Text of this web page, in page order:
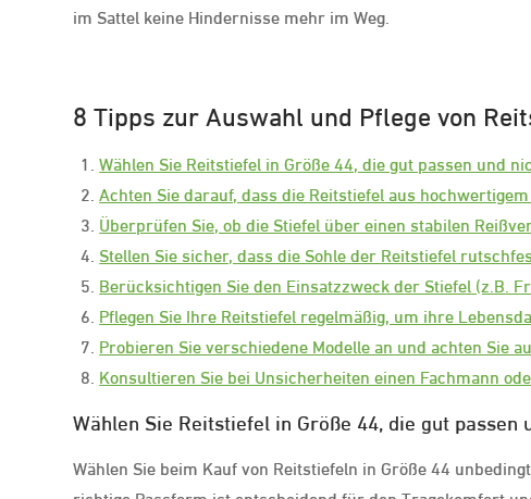
im Sattel keine Hindernisse mehr im Weg.
8 Tipps zur Auswahl und Pflege von
Wählen Sie Reitstiefel in Größe 44, die gut passen und
Achten Sie darauf, dass die Reitstiefel aus
Überprüfen Sie, ob die Stiefel über einen stabilen
Stellen Sie sicher, dass die Sohle der Reitstiefel
Berücksichtigen Sie den Einsatzzweck der Stiefel (z.B.
Pflegen Sie Ihre Reitstiefel regelmäßig, um ihre
Probieren Sie verschiedene Modelle an und achten Sie
Konsultieren Sie bei Unsicherheiten einen Fachmann
Wählen Sie Reitstiefel in Größe 44, die gut passen
Wählen Sie beim Kauf von Reitstiefeln in Größe 44